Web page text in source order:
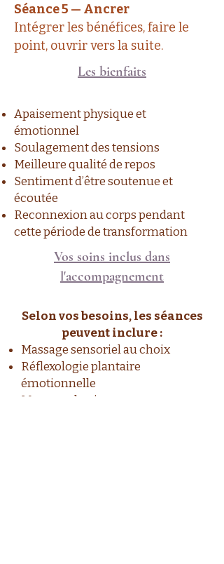
Séance 5 — Ancrer
Intégrer les bénéfices, faire le
point, ouvrir vers la suite.
Les bienfaits
Apaisement physique et
émotionnel
Soulagement des tensions
Meilleure qualité de repos
Sentiment d’être soutenue et
écoutée
Reconnexion au corps pendant
cette période de transformation
Vos soins inclus dans
l'accompagnement
Selon vos besoins, les séances
peuvent inclure :
Massage sensoriel au choix
Réflexologie plantaire
émotionnelle
Massage du visage